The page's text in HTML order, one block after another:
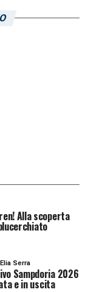
Alla scoperta
Elia Serra
Sampdoria 2026
e in uscita